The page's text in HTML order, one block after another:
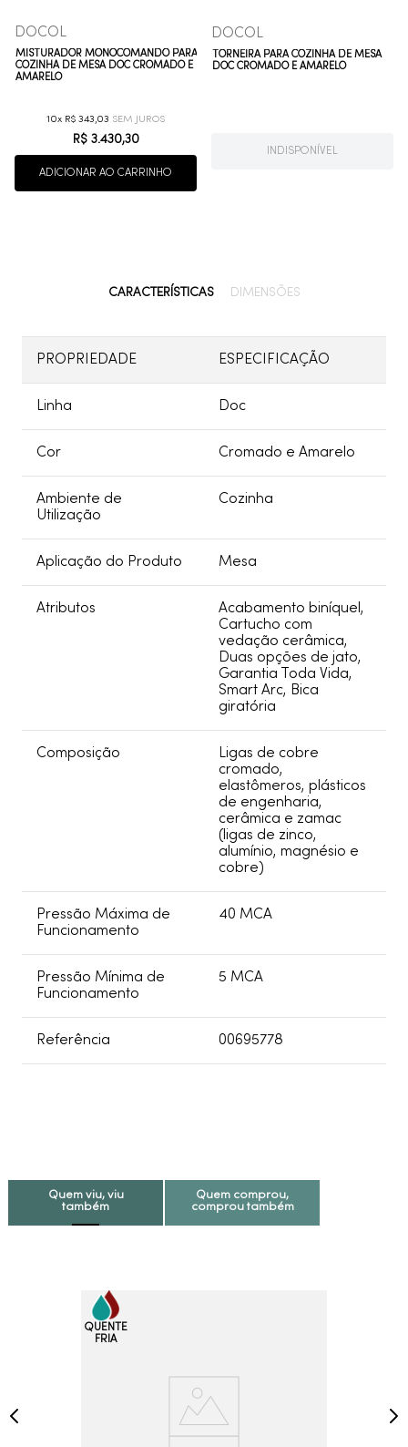
DOCOL
MISTURADOR MONOCOMANDO PARA
COZINHA DE MESA DOC CROMADO E
AMARELO
10 R$ 343,03
R$ 3.430,30
ADICIONAR AO CARRINHO
DOCOL
TORNEIRA PARA COZINHA DE MESA
DOC CROMADO E AMARELO
INDISPONÍVEL
CARACTERÍSTICAS DIMENSÕES
PROPRIEDADE ESPECIFICAÇÃO
Linha Doc
Cor Cromado e Amarelo
Ambiente de
Utilização
Cozinha
Aplicação do Produto Mesa
Atributos
Acabamento biníquel,
Cartucho com
vedação cerâmica,
Duas opções de jato,
Garantia Toda Vida,
Smart Arc, Bica
giratória
Composição
Ligas de cobre
cromado,
elastômeros, plásticos
de engenharia,
cerâmica e zamac
(ligas de zinco,
alumínio, magnésio e
cobre)
Pressão Máxima de
Funcionamento
40 MCA
Pressão Mínima de
Funcionamento
5 MCA
Referência 00695778
Quem viu, viu
também
Quem comprou,
comprou também